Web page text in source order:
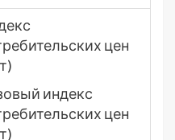
цен
индекс
цен